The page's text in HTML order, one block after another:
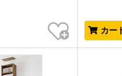
お気に入り
カー